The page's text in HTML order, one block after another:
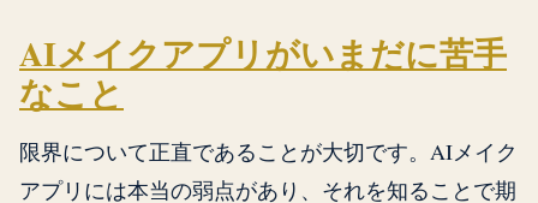
AIメイクアプリがいまだに苦手
なこと
限界について正直であることが大切です。AIメイク
アプリには本当の弱点があり、それを知ることで期